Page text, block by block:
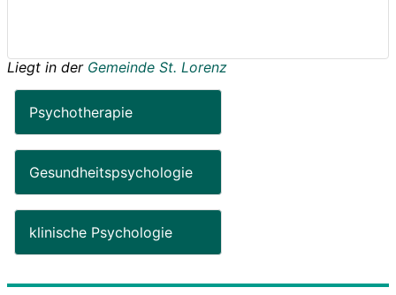
Liegt in der Gemeinde St. Lorenz
Psychotherapie
Gesundheitspsychologie
klinische Psychologie